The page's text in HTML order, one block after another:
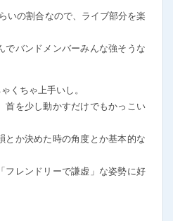
いの割合なので、ライブ部分を楽
でバンドメンバーみんな強そうな
くちゃ上手いし。
首を少し動かすだけでもかっこい
とか決めた時の角度とか基本的な
フレンドリーで謙虚」な姿勢に好